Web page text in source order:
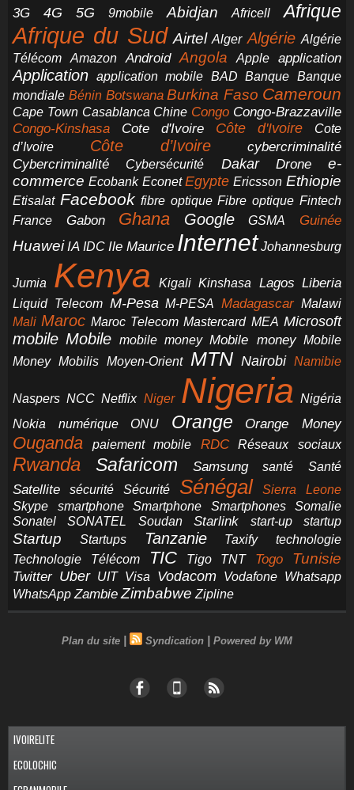
3G 4G 5G 9mobile Abidjan Africell Afrique
Afrique du Sud Airtel Alger Algérie Algérie
Télécom
Amazon Android Angola Apple application
Application application mobile BAD Banque Banque
mondiale Bénin Botswana Burkina Faso Cameroun
Cape Town Casablanca Chine Congo Congo-Brazzaville
Congo-Kinshasa Cote d'Ivoire Côte d'Ivoire
Cote
d’Ivoire
Côte d’Ivoire
cybercriminalité
Cybercriminalité
Cybersécurité Dakar Drone
e-
commerce Ecobank Econet Egypte Ericsson Ethiopie
Etisalat Facebook fibre optique Fibre optique Fintech
France
Gabon Ghana Google GSMA Guinée
Huawei IA IDC Ile Maurice Internet Johannesburg
Jumia Kenya Kigali Kinshasa Lagos Liberia
Liquid Telecom M-Pesa M-PESA Madagascar Malawi
Mali Maroc Maroc Telecom Mastercard MEA Microsoft
mobile Mobile mobile money Mobile money Mobile
Money Mobilis Moyen-Orient MTN Nairobi Namibie
Naspers NCC Netflix Niger Nigeria Nigéria
Nokia
numérique ONU Orange Orange Money
Ouganda paiement mobile RDC Réseaux sociaux
Rwanda Safaricom Samsung santé Santé
Satellite sécurité Sécurité Sénégal
Sierra Leone
Skype
smartphone Smartphone Smartphones
Somalie
Sonatel
SONATEL Soudan Starlink start-up startup
Startup Startups Tanzanie Taxify
technologie
Technologie
Télécom TIC Tigo TNT Togo Tunisie
Twitter Uber UIT Visa Vodacom Vodafone Whatsapp
WhatsApp Zambie Zimbabwe Zipline
Plan du site | Syndication | Powered by WM
IVOIRELITE
ECOLOCHIC